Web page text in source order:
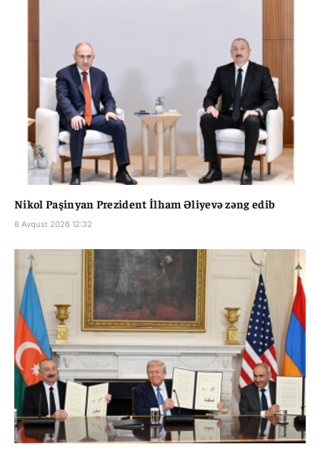
Nikol Paşinyan Prezident İlham Əliyevə zəng edib
8 Avqust 2026 12:32